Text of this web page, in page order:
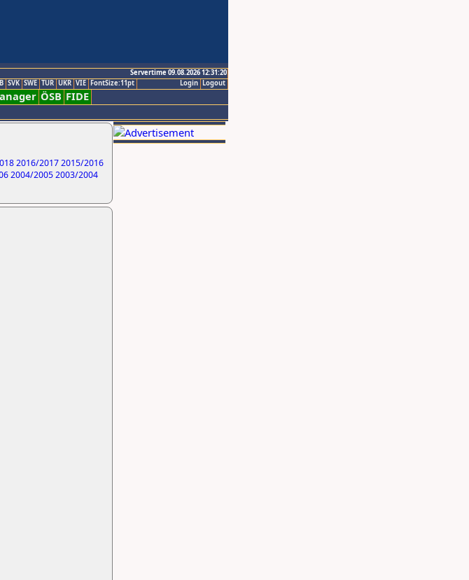
Servertime 09.08.2026 12:31:20
Logout
Login
SVK SWE TUR UKR VIE FontSize:11pt
ÖSB FIDE
2016/20172015/2016
2004/20052003/2004